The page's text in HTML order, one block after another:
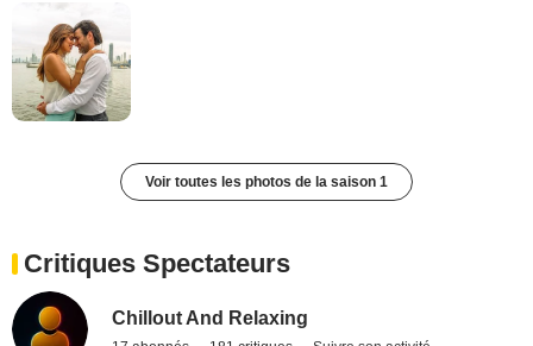
Voir toutes les photos de la saison 1
Critiques Spectateurs
Chillout And Relaxing